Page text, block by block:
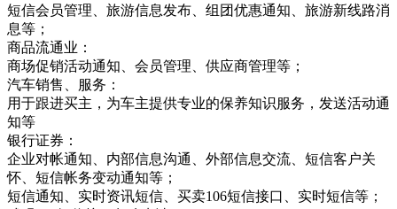
短信会员管理、旅游信息发布、组团优惠通知、旅游新线路消
息等；
商品流通业：
商场促销活动通知、会员管理、供应商管理等；
汽车销售、服务：
用于跟进买主，为车主提供专业的保养知识服务，发送活动通
知等
银行证券：
企业对帐通知、内部信息沟通、外部信息交流、短信客户关
怀、短信帐务变动通知等；
短信通知、实时资讯短信、买卖106短信接口、实时短信等；